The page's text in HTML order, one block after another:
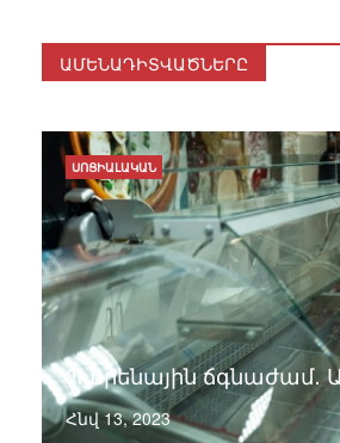
ԱՄԵՆԱԴԻՏՎԱԾՆԵՐԸ
Պարենային
Հնվ 13, 2023
ՍՈՑԻԱԼԱԿԱՆ